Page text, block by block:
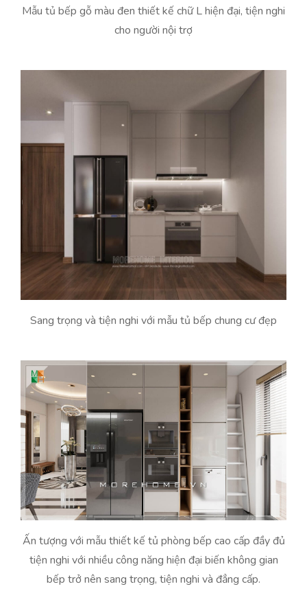
Mẫu tủ bếp gỗ màu đen thiết kế chữ L hiện đại, tiện nghi
cho người nội trợ
Sang trọng và tiện nghi với mẫu tủ bếp chung cư đẹp
Ấn tượng với mẫu thiết kế tủ phòng bếp cao cấp đầy đủ
tiện nghi với nhiều công năng hiện đại biến không gian
bếp trở nên sang trọng, tiện nghi và đẳng cấp.